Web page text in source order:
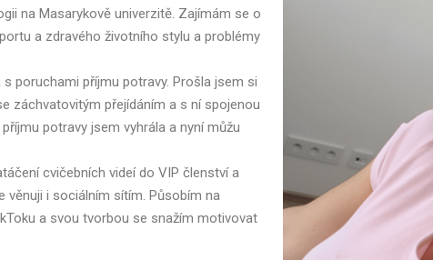
na Masarykově univerzitě. Zajímám se o
a zdravého životního stylu a problémy
poruchami příjmu potravy. Prošla jsem si
záchvatovitým přejídáním a s ní spojenou
potravy jsem vyhrála a nyní můžu
cvičebních videí do VIP členství a
věnuji i sociálním sítím. Působím na
a svou tvorbou se snažím motivovat